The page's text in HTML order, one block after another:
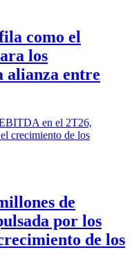
como el
los
alianza entre
de
por los
de los